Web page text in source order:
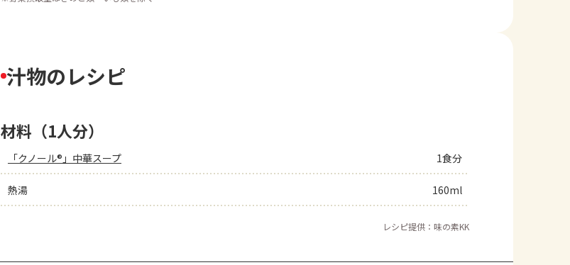
汁物のレシピ
材料（1人分）
「クノール®」中華スープ 1食分
熱湯 160ml
レシピ提供：味の素KK